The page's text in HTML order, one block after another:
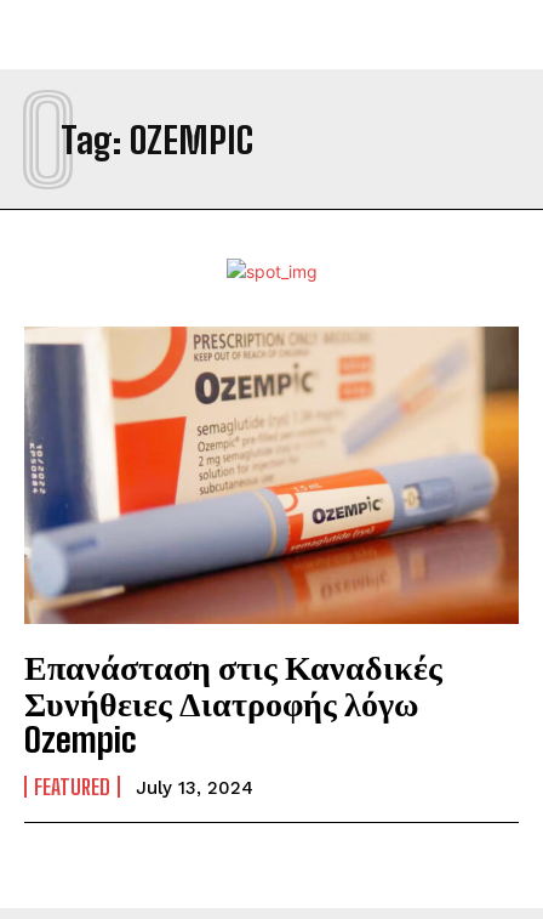
Tag: OZEMPIC
O
Επανάσταση στις Καναδικές
Συνήθειες Διατροφής λόγω
Ozempic
FEATURED July 13, 2024